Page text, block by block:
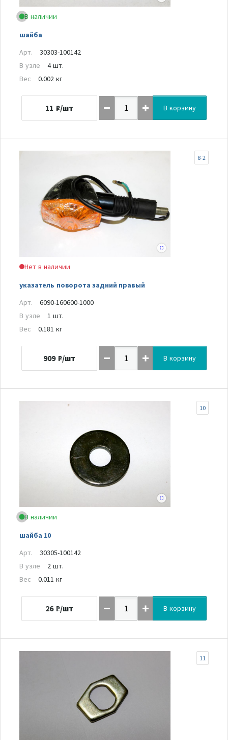
В наличии
шайба
Арт.
30303-100142
В узле
4 шт.
Вес
0.002 кг
11 ₽/шт В корзину
Нет в наличии
указатель поворота задний правый
8-2
Арт.
6090-160600-1000
В узле
1 шт.
Вес
0.181 кг
909 ₽/шт В корзину
В наличии
шайба 10
10
Арт.
30305-100142
В узле
2 шт.
Вес
0.011 кг
26 ₽/шт В корзину
11